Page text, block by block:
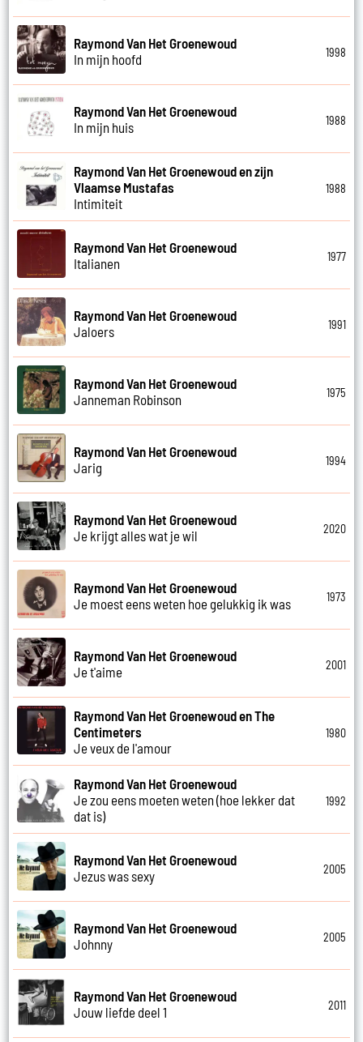
Raymond Van Het Groenewoud
In mijn hoofd
1998
Raymond Van Het Groenewoud
In mijn huis
1988
Raymond Van Het Groenewoud en zijn
Vlaamse Mustafas
Intimiteit
1988
Raymond Van Het Groenewoud
Italianen
1977
Raymond Van Het Groenewoud
Jaloers
1991
Raymond Van Het Groenewoud
Janneman Robinson
1975
Raymond Van Het Groenewoud
Jarig
1994
Raymond Van Het Groenewoud
Je krijgt alles wat je wil
2020
Raymond Van Het Groenewoud
Je moest eens weten hoe gelukkig ik was
1973
Raymond Van Het Groenewoud
Je t'aime
2001
Raymond Van Het Groenewoud en The
Centimeters
Je veux de l'amour
1980
Raymond Van Het Groenewoud
Je zou eens moeten weten (hoe lekker dat
dat is)
1992
Raymond Van Het Groenewoud
Jezus was sexy
2005
Raymond Van Het Groenewoud
Johnny
2005
Raymond Van Het Groenewoud
Jouw liefde deel 1
2011